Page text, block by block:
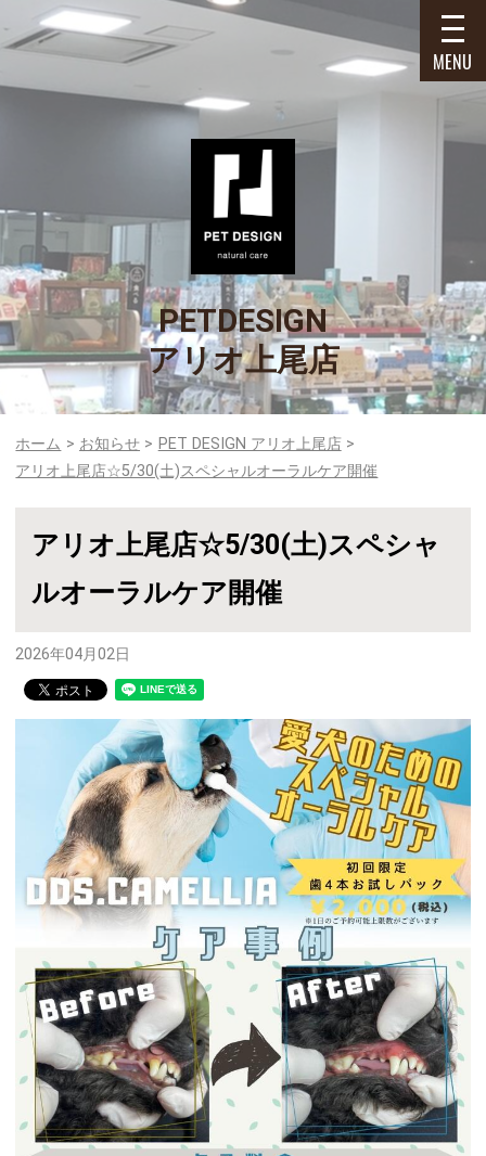
PETDESIGN
アリオ上尾店
MENU
ホーム お知らせ
PET DESIGN アリオ上尾店
アリオ上尾店☆5/30(土)スペシャルオーラルケア開催
アリオ上尾店☆5/30(土)スペシャ
ルオーラルケア開催
2026年04月02日